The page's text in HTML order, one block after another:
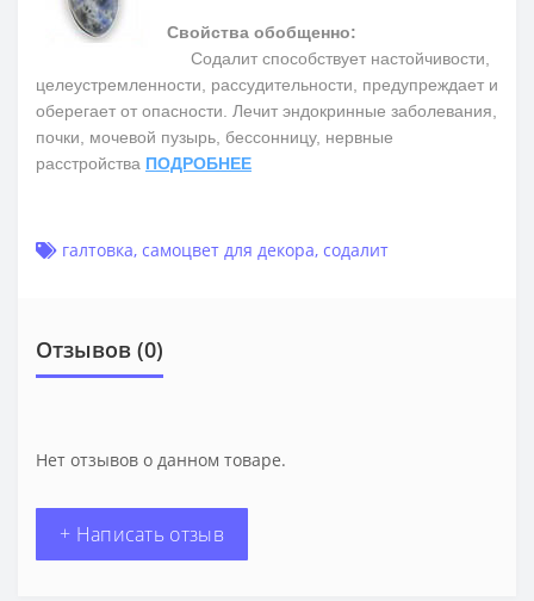
Свойства обобщенно:
Содалит способствует настойчивости,
целеустремленности, рассудительности, предупреждает и
оберегает от опасности. Лечит эндокринные заболевания,
почки, мочевой пузырь, бессонницу, нервные
расстройства ПОДРОБНЕЕ
галтовка, самоцвет для декора, содалит
Отзывов (0)
Нет отзывов о данном товаре.
+ Написать отзыв